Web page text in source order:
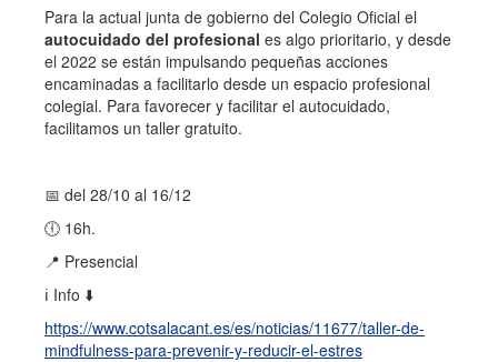
PROA
Contacto
Para la actual junta de gobierno del Colegio Oficial el
autocuidado del profesional es algo prioritario, y desde
el 2022 se están impulsando pequeñas acciones
encaminadas a facilitarlo desde un espacio profesional
colegial. Para favorecer y facilitar el autocuidado,
facilitamos un taller gratuito.
📅 del 28/10 al 16/12
🕕 16h.
📍 Presencial
ℹ️ Info ⬇️
https://www.cotsalacant.es/es/noticias/11677/taller-de-
mindfulness-para-prevenir-y-reducir-el-estres